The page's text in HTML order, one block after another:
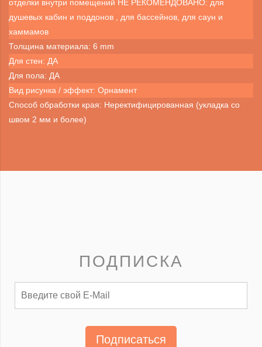
отделки внутри помещений НЕ РЕКОМЕНДОВАНО: для
душевых кабин и поддонов , для бассейнов, для саун и
хаммамов
Толщина материала: 6 mm
Для стен: ДА
Для пола: ДА
Вид рисунка / эффект: Орнамент
Способ обработки края: Неректифицированная (укладка со
швом 2 мм и более)
ПОДПИСКА
Подписаться